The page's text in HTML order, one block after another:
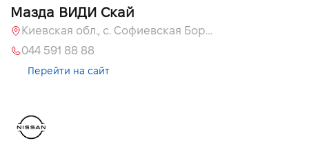
Мазда ВИДИ Скай
Киевская обл., с. Софиевская Борщаговка, ул. Большая Кольцевая, 60 А
044 591 88 88
Перейти на сайт